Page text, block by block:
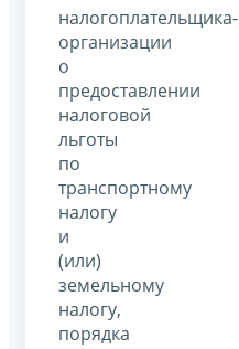
налогоплательщика-
организации
о
предоставлении
налоговой
льготы
по
транспортному
налогу
и
(или)
земельному
налогу,
порядка